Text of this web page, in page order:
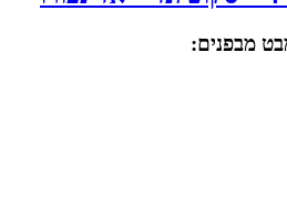
מבפנים: